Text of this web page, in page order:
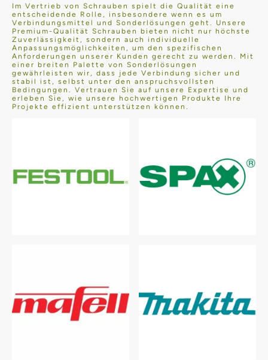
Im Vertrieb von Schrauben spielt die Qualität eine
entscheidende Rolle, insbesondere wenn es um
Verbindungsmittel und Sonderlösungen geht. Unsere
Premium-Qualität Schrauben bieten nicht nur höchste
Zuverlässigkeit, sondern auch individuelle
Anpassungsmöglichkeiten, um den spezifischen
Anforderungen unserer Kunden gerecht zu werden. Mit
einer breiten Palette von Sonderlösungen
gewährleisten wir, dass jede Verbindung sicher und
stabil ist, selbst unter den anspruchsvollsten
Bedingungen. Vertrauen Sie auf unsere Expertise und
erleben Sie, wie unsere hochwertigen Produkte Ihre
Projekte effizient unterstützen können.